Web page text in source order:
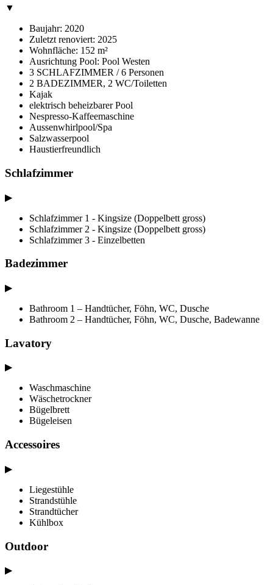
▼
Baujahr: 2020
Zuletzt renoviert: 2025
Wohnfläche: 152 m²
Ausrichtung Pool: Pool Westen
3 SCHLAFZIMMER / 6 Personen
2 BADEZIMMER, 2 WC/Toiletten
Kajak
elektrisch beheizbarer Pool
Nespresso-Kaffeemaschine
Aussenwhirlpool/Spa
Salzwasserpool
Haustierfreundlich
Schlafzimmer
▶
Schlafzimmer 1 - Kingsize (Doppelbett gross)
Schlafzimmer 2 - Kingsize (Doppelbett gross)
Schlafzimmer 3 - Einzelbetten
Badezimmer
▶
Bathroom 1 – Handtücher, Föhn, WC, Dusche
Bathroom 2 – Handtücher, Föhn, WC, Dusche, Badewanne
Lavatory
▶
Waschmaschine
Wäschetrockner
Bügelbrett
Bügeleisen
Accessoires
▶
Liegestühle
Strandstühle
Strandtücher
Kühlbox
Outdoor
▶